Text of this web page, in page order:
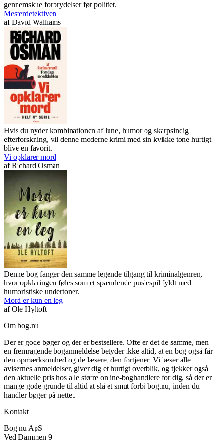
gennemskue forbrydelser før politiet.
Mesterdetektiven
afDavid Walliams
Hvis du nyder kombinationen af lune, humor og skarpsindig
efterforskning, vil denne moderne krimi med sin kvikke tone hurtigt
blive en favorit.
Vi opklarer mord
afRichard Osman
Denne bog fanger den samme legende tilgang til kriminalgenren,
hvor opklaringen føles som et spændende puslespil fyldt med
humoristiske undertoner.
Mord er kun en leg
afOle Hyltoft
Om bog.nu
Der er gode bøger og der er bestsellere. Ofte er det de samme, men
en fremragende boganmeldelse betyder ikke altid, at en bog også får
den opmærksomhed og de læsere, den fortjener. Vi læser alle
avisernes anmeldelser, giver dig et hurtigt overblik, og tjekker også
den aktuelle pris hos alle større online-boghandlere for dig, så der er
mange gode grunde til altid at slå et smut forbi bog.nu, inden du
handler bøger på nettet.
Kontakt
Bog.nu ApS
Ved Dammen 9